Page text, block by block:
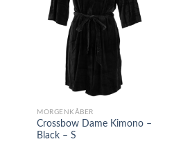
MORGENKÅBER
Crossbow Dame Kimono –
Black – S